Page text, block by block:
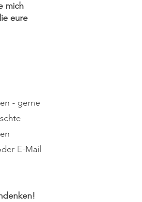
mich
eure
- gerne
E-Mail